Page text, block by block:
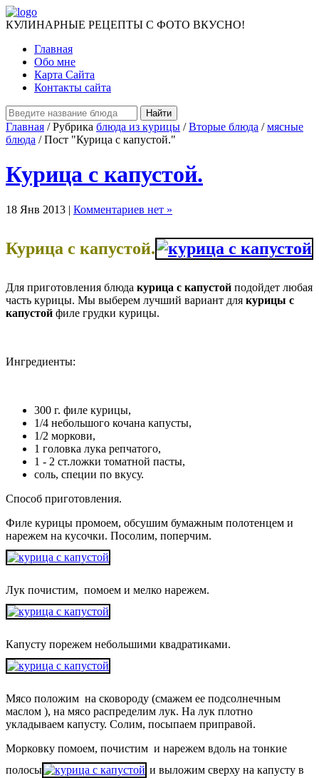
КУЛИНАРНЫЕ РЕЦЕПТЫ С ФОТО ВКУСНО!
Главная
Обо мне
Карта Сайта
Контакты сайта
Главная / Рубрика блюда из курицы /Вторые блюда /мясные
блюда / Пост "Курица с капустой."
Курица с капустой.
18 Янв 2013 | Комментариев нет »
Курица с капустой.
Для приготовления блюда курица с капустой подойдет любая
часть курицы. Мы выберем лучший вариант для курицы с
капустой филе грудки курицы.
Ингредиенты:
300 г. филе курицы,
1/4 небольшого кочана капусты,
1/2 моркови,
1 головка лука репчатого,
1 - 2 ст.ложки томатной пасты,
соль, специи по вкусу.
Способ приготовления.
Филе курицы промоем, обсушим бумажным полотенцем и
нарежем на кусочки. Посолим, поперчим.
Лук почистим, помоем и мелко нарежем.
Капусту порежем небольшими квадратиками.
Мясо положим на сковороду (смажем ее подсолнечным
маслом ), на мясо распределим лук. На лук плотно
укладываем капусту. Солим, посыпаем приправой.
Морковку помоем, почистим и нарежем вдоль на тонкие
полосы
и выложим сверху на капусту в